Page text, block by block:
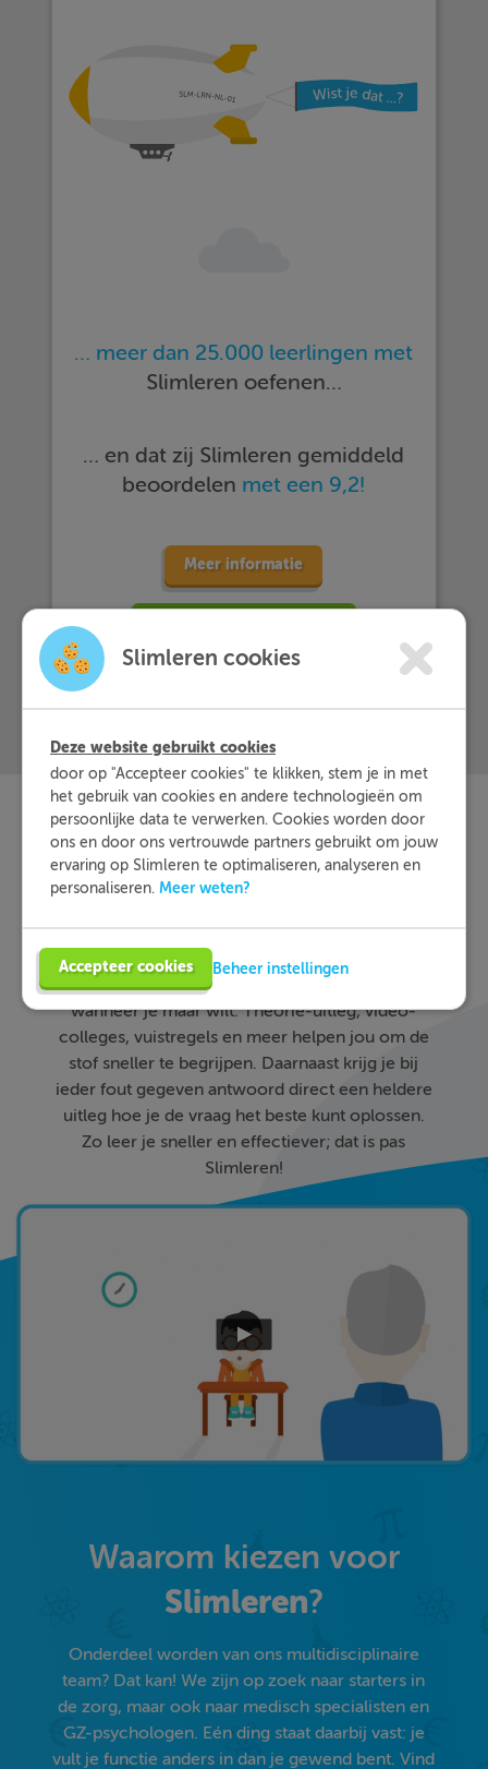
… meer dan 25.000 leerlingen met
Slimleren oefenen…
… en dat zij Slimleren gemiddeld
beoordelen met een 9,2!
Meer informatie
Wat isSlimlerennou
Met Slimleren oefen je online voor de vakken
waar je nog wat moeite mee hebt, waar en
wanneer je maar wilt. Theorie-uitleg, video-
colleges, vuistregels en meer helpen jou om de
stof sneller te begrijpen. Daarnaast krijg je bij
ieder fout gegeven antwoord direct een heldere
uitleg hoe je de vraag het beste kunt oplossen.
Zo leer je sneller en effectiever; dat is pas
Slimleren!
Waarom kiezen voor
Slimleren?
Onderdeel worden van ons multidisciplinaire
team? Dat kan! We zijn op zoek naar starters in
de zorg, maar ook naar medisch specialisten en
GZ-psychologen. Eén ding staat daarbij vast: je
vult je functie anders in dan je gewend bent. Vind
Slimleren cookies
Deze website gebruikt cookies
door op "Accepteer cookies" te klikken, stem je in met
het gebruik van cookies en andere technologieën om
persoonlijke data te verwerken. Cookies worden door
ons en door ons vertrouwde partners gebruikt om jouw
ervaring op Slimleren te optimaliseren, analyseren en
personaliseren. Meer weten?
Accepteer cookies Beheer instellingen